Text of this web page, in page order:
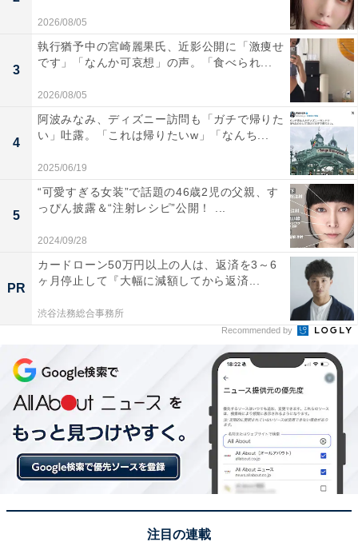
2026/08/05
3
執行猶予中の宮崎麗果氏、近影公開に「激痩せ
です」「なんか可哀想」の声。「食べられ...
2026/08/05
4
阿波みなみ、ディズニー訪問も「ガチで帰りた
い」吐露。「これは帰りたいw」「なんち...
2025/06/19
5
“可愛すぎる女装”で話題の46歳2児の父親、す
っぴん披露＆“注射レシピ”公開！ ...
2024/09/28
PR
カードローン50万円以上の人は、返済を3～6
ヶ月停止して『大幅に減額してから返済...
渋谷法務総合事務所
Recommended by
注目の連載